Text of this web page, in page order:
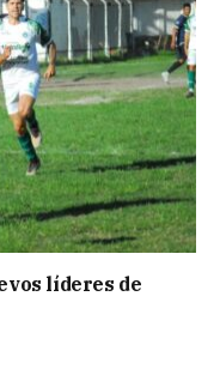
líderes de